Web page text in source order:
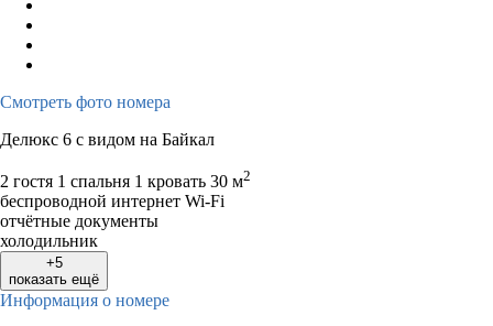
Смотреть фото номера
Делюкс 6 с видом на Байкал
2 гостя 1 спальня 1 кровать 30 м2
беспроводной интернет Wi-Fi
отчётные документы
холодильник
+5
показать ещё
Информация о номере